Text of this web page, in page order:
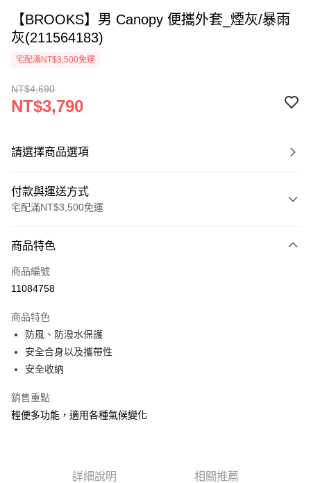
【BROOKS】男 Canopy 便攜外套_煙灰/暴雨
灰(211564183)
宅配滿NT$3,500免運
NT$4,690
NT$3,790
請選擇商品選項
付款與運送方式
宅配滿NT$3,500免運
信用卡一次付款
ATM付款
運送方式
宅配
每筆NT$100，滿NT$3,500(含以上)免運費
商品特色
商品編號
11084758
商品特色
防風、防潑水保護
安全合身以及攜帶性
安全收納
銷售重點
輕便多功能，適用各種氣候變化
詳細說明 相關推薦